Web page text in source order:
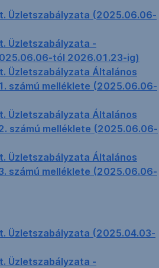
Üzletszabályzata (2025.06.06-
Üzletszabályzata -
tól 2026.01.23-ig)
Üzletszabályzata Általános
számú melléklete (2025.06.06-
Üzletszabályzata Általános
számú melléklete (2025.06.06-
Üzletszabályzata Általános
számú melléklete (2025.06.06-
Üzletszabályzata (2025.04.03-
Üzletszabályzata -